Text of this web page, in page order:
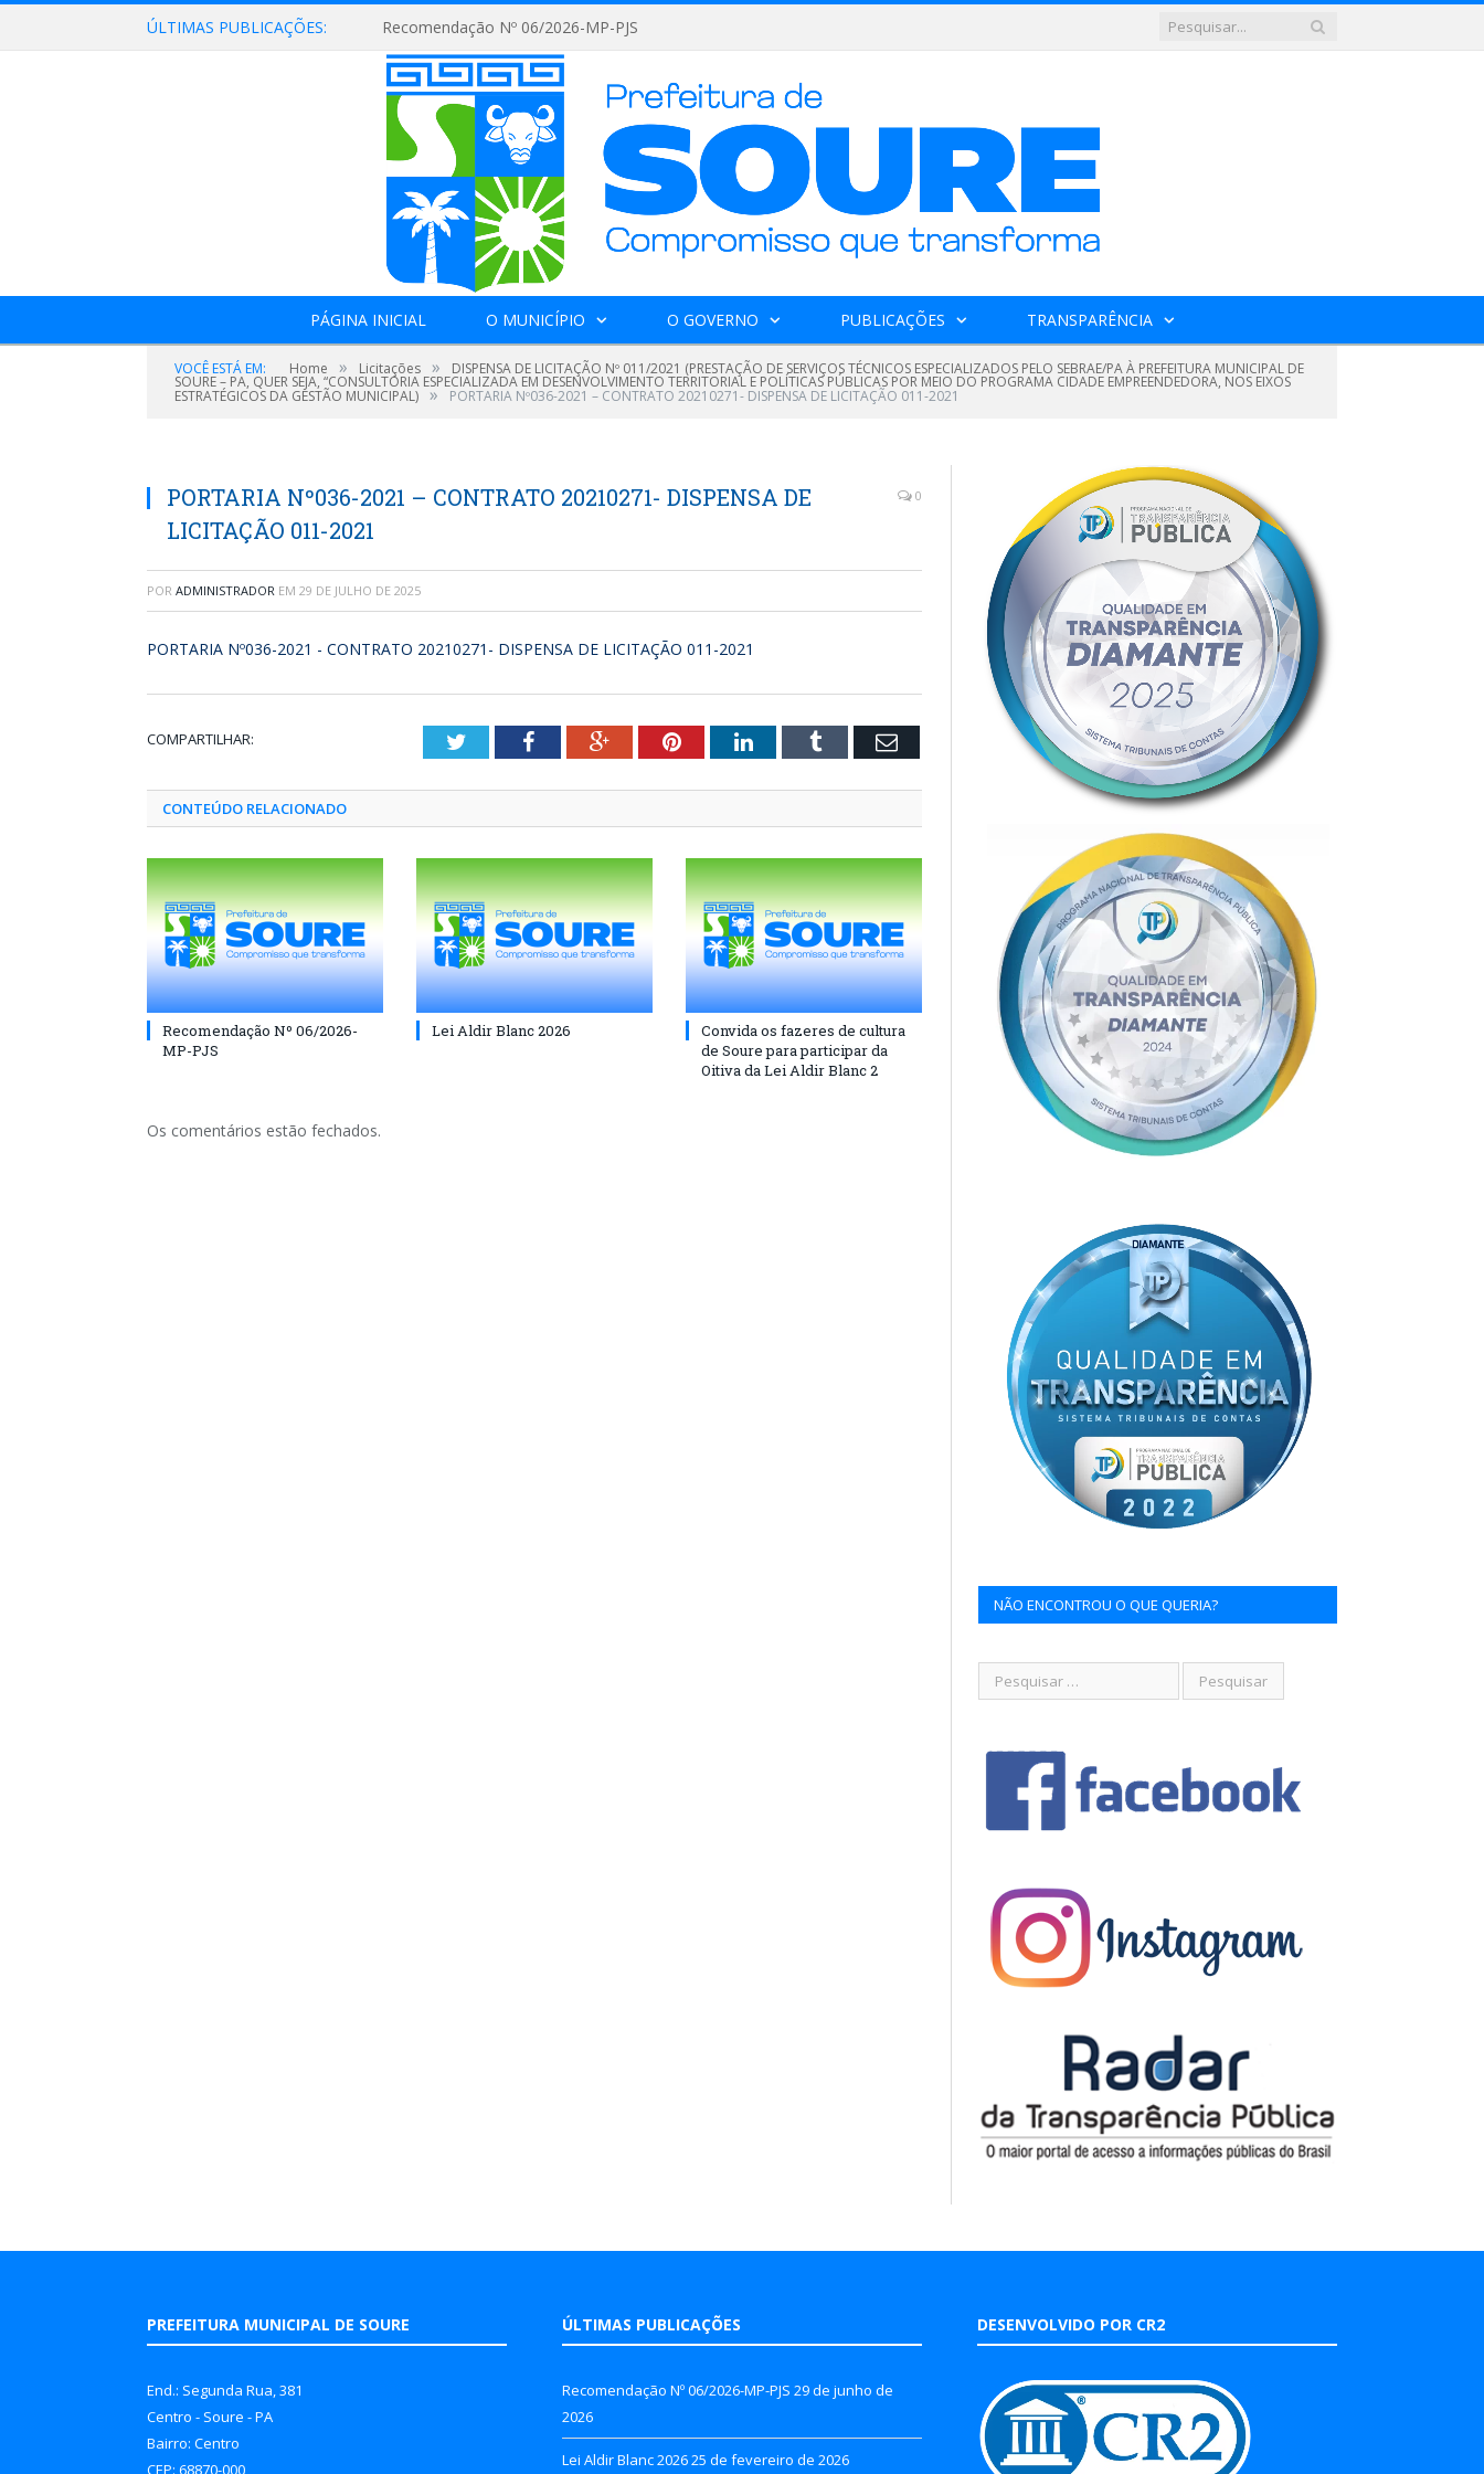
ÚLTIMAS PUBLICAÇÕES: Recomendação Nº 06/2026-MP-PJS
PÁGINA INICIAL O MUNICÍPIO O GOVERNO PUBLICAÇÕES TRANSPARÊNCIA
VOCÊ ESTÁ EM: Home » Licitações » DISPENSA DE LICITAÇÃO Nº 011/2021 (PRESTAÇÃO DE SERVIÇOS TÉCNICOS ESPECIALIZADOS PELO SEBRAE/PA À PREFEITURA MUNICIPAL DE
SOURE – PA, QUER SEJA, “CONSULTORIA ESPECIALIZADA EM DESENVOLVIMENTO TERRITORIAL E POLÍTICAS PÚBLICAS POR MEIO DO PROGRAMA CIDADE EMPREENDEDORA, NOS EIXOS
ESTRATÉGICOS DA GESTÃO MUNICIPAL) » PORTARIA Nº036-2021 – CONTRATO 20210271- DISPENSA DE LICITAÇÃO 011-2021
PORTARIA Nº036-2021 – CONTRATO 20210271- DISPENSA DE
LICITAÇÃO 011-2021
0
POR ADMINISTRADOR EM 29 DE JULHO DE 2025
PORTARIA Nº036-2021 - CONTRATO 20210271- DISPENSA DE LICITAÇÃO 011-2021
COMPARTILHAR: TwitterFacebookGoogle+PinterestLinkedInTumblr Email
CONTEÚDO RELACIONADO
Recomendação Nº 06/2026-
MP-PJS
Lei Aldir Blanc 2026
Convida os fazeres de cultura
de Soure para participar da
Oitiva da Lei Aldir Blanc 2
Os comentários estão fechados.
NÃO ENCONTROU O QUE QUERIA?
PREFEITURA MUNICIPAL DE SOURE
End.: Segunda Rua, 381
Centro - Soure - PA
Bairro: Centro
CEP: 68870-000
ÚLTIMAS PUBLICAÇÕES
Recomendação Nº 06/2026-MP-PJS 29 de junho de
2026
Lei Aldir Blanc 202625 de fevereiro de 2026
DESENVOLVIDO POR CR2